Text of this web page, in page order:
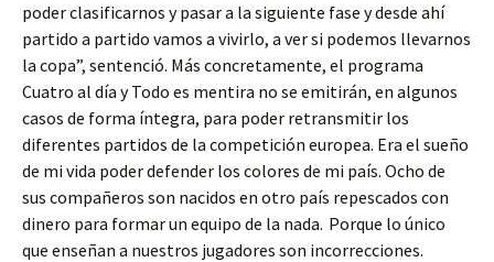
poder clasificarnos y pasar a la siguiente fase y desde ahí
partido a partido vamos a vivirlo, a ver si podemos llevarnos
la copa”, sentenció. Más concretamente, el programa
Cuatro al día y Todo es mentira no se emitirán, en algunos
casos de forma íntegra, para poder retransmitir los
diferentes partidos de la competición europea. Era el sueño
de mi vida poder defender los colores de mi país. Ocho de
sus compañeros son nacidos en otro país repescados con
dinero para formar un equipo de la nada. Porque lo único
que enseñan a nuestros jugadores son incorrecciones.